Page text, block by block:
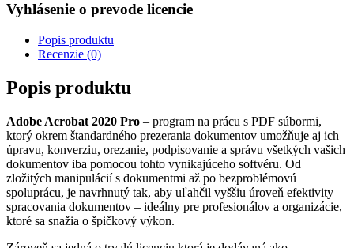
Vyhlásenie o prevode licencie
Popis produktu
Recenzie (0)
Popis produktu
Adobe Acrobat 2020 Pro – program na prácu s PDF súbormi,
ktorý okrem štandardného prezerania dokumentov umožňuje aj ich
úpravu, konverziu, orezanie, podpisovanie a správu všetkých vašich
dokumentov iba pomocou tohto vynikajúceho softvéru. Od
zložitých manipulácií s dokumentmi až po bezproblémovú
spoluprácu, je navrhnutý tak, aby uľahčil vyššiu úroveň efektivity
spracovania dokumentov – ideálny pre profesionálov a organizácie,
ktoré sa snažia o špičkový výkon.